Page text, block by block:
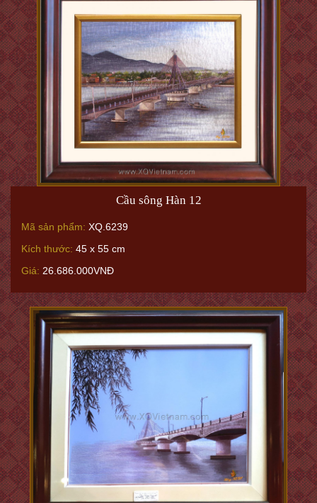
Cầu sông Hàn 12
Mã sản phẩm: XQ.6239
Kích thước: 45 x 55 cm
Giá: 26.686.000VNĐ